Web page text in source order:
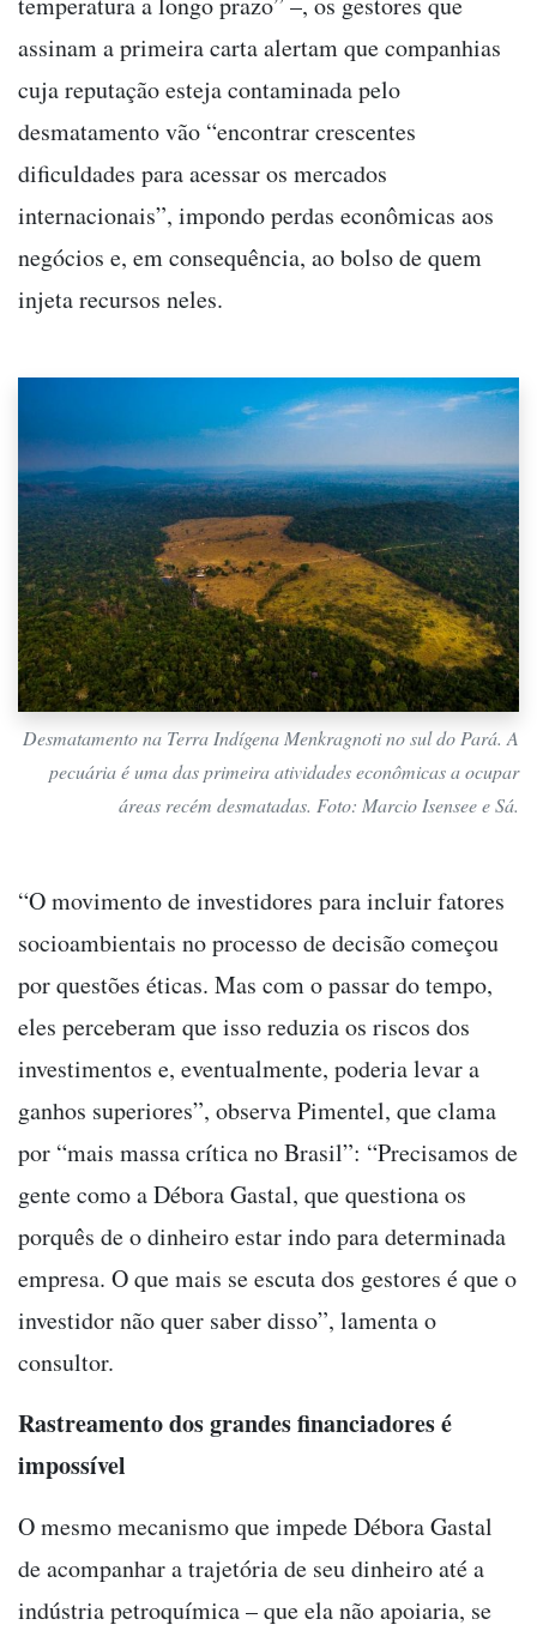
assinam a primeira carta alertam que companhias
cuja reputação esteja contaminada pelo
desmatamento vão “encontrar crescentes
dificuldades para acessar os mercados
internacionais”, impondo perdas econômicas aos
negócios e, em consequência, ao bolso de quem
injeta recursos neles.
Desmatamento na Terra Indígena Menkragnoti no sul do Pará. A
pecuária é uma das primeira atividades econômicas a ocupar
áreas recém desmatadas. Foto: Marcio Isensee e Sá.
“O movimento de investidores para incluir fatores
socioambientais no processo de decisão começou
por questões éticas. Mas com o passar do tempo,
eles perceberam que isso reduzia os riscos dos
investimentos e, eventualmente, poderia levar a
ganhos superiores”, observa Pimentel, que clama
por “mais massa crítica no Brasil”: “Precisamos de
gente como a Débora Gastal, que questiona os
porquês de o dinheiro estar indo para determinada
empresa. O que mais se escuta dos gestores é que o
investidor não quer saber disso”, lamenta o
consultor.
Rastreamento dos grandes financiadores é
impossível
O mesmo mecanismo que impede Débora Gastal
de acompanhar a trajetória de seu dinheiro até a
indústria petroquímica–que ela não apoiaria, se